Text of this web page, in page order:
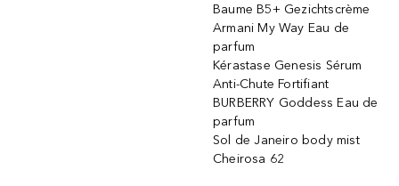
Baume B5+ Gezichtscrème
Armani My Way Eau de
parfum
Kérastase Genesis Sérum
Anti-Chute Fortifiant
BURBERRY Goddess Eau de
parfum
Sol de Janeiro body mist
Cheirosa 62